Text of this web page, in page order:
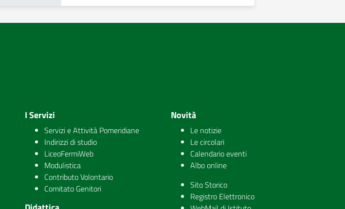
I Servizi
Servizi e Attività Pomeridiane
Indirizzi di studio
LiceoFermiWeb
Modulistica
Contributo Volontario
Comitato Genitori
Novità
Le notizie
Le circolari
Calendario eventi
Albo online
Sito Storico
Registro Elettronico